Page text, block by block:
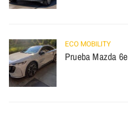
ECO MOBILITY
Prueba Mazda 6e